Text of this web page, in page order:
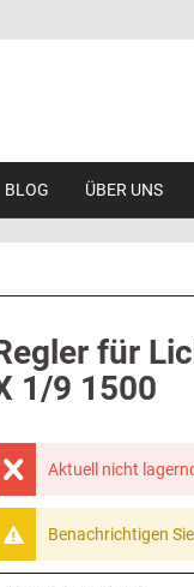
BLOG ÜBER UNS
für
1/9 1500
Aktuell nicht
Benachrichtigen